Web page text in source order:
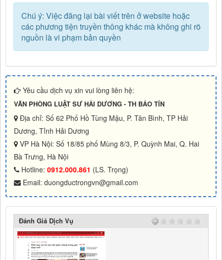
Chú ý: Việc đăng lại bài viết trên ở website hoặc
các phương tiện truyền thông khác mà không ghi rõ
nguồn là vi phạm bản quyền
Yêu cầu dịch vụ xin vui lòng liên hệ:
VĂN PHÒNG LUẬT SƯ HẢI DƯƠNG - TH BẢO TÍN
Địa chỉ: Số 62 Phố Hồ Tùng Mậu, P. Tân Bình, TP Hải
Dương, Tỉnh Hải Dương
VP Hà Nội: Số 18/85 phố Mùng 8/3, P. Quỳnh Mai, Q. Hai
Bà Trưng, Hà Nội
Hotline: 0912.000.861 (LS. Trọng)
Email: duongductrongvn@gmail.com
Đánh Giá Dịch Vụ